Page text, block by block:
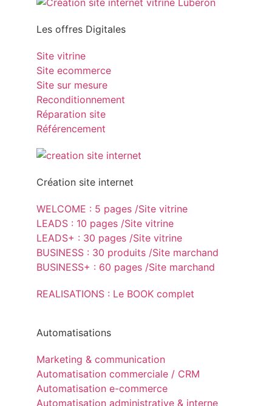
Les offres Digitales
Site vitrine
Site ecommerce
Site sur mesure
Reconditionnement
Réparation site
Référencement
Création site internet
WELCOME : 5 pages /Site vitrine
LEADS : 10 pages /Site vitrine
LEADS+ : 30 pages /Site vitrine
BUSINESS : 30 produits /Site marchand
BUSINESS+ : 60 pages /Site marchand
REALISATIONS : Le BOOK complet
Automatisations
Marketing & communication
Automatisation commerciale / CRM
Automatisation e-commerce
Automatisation administrative & interne